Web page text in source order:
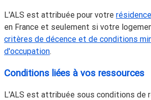
L'ALS est attribuée pour votre
en France et seulement si votre
critères de décence et de conditions
d'occupation.
Conditions liées à vos ressources
L'ALS est attribuée sous conditions de